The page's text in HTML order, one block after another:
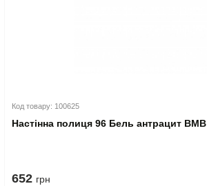
Код товару: 100625
Настінна полиця 96 Бель антрацит ВМВ
652 грн